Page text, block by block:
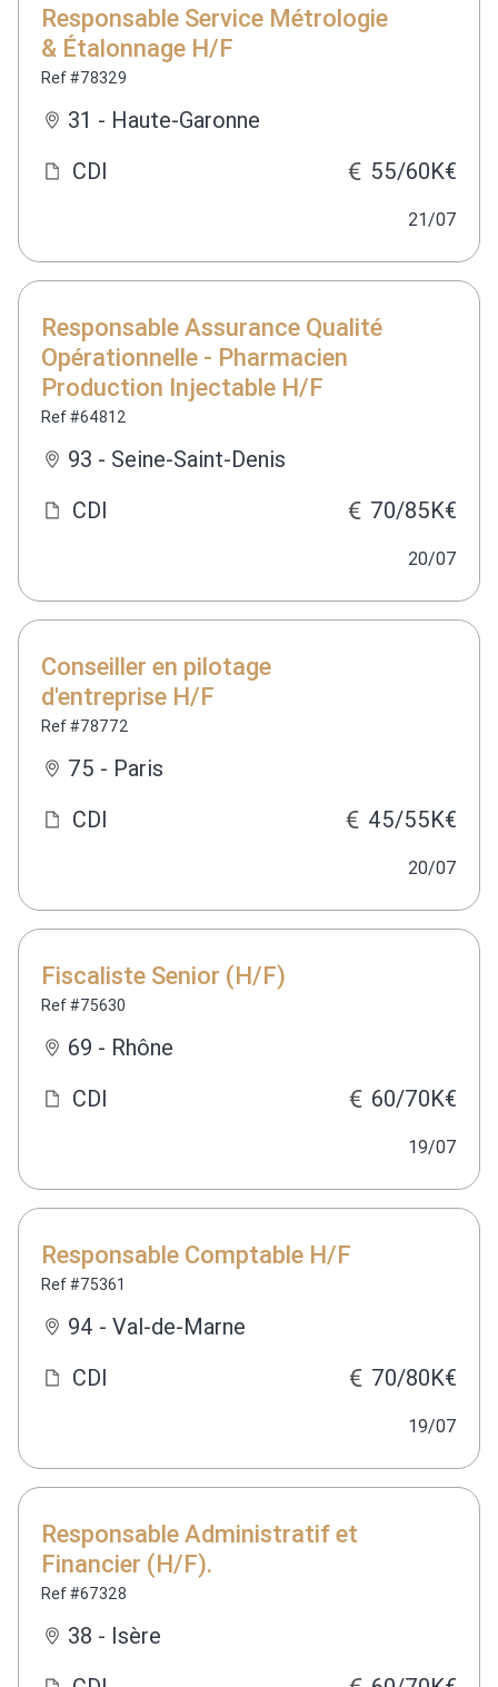
Responsable Service Métrologie
& Étalonnage H/F
Ref #78329
31 - Haute-Garonne
CDI
55/60K€
21/07
Responsable Assurance Qualité
Opérationnelle - Pharmacien
Production Injectable H/F
Ref #64812
93 - Seine-Saint-Denis
CDI
70/85K€
20/07
Conseiller en pilotage
d'entreprise H/F
Ref #78772
75 - Paris
CDI
45/55K€
20/07
Fiscaliste Senior (H/F)
Ref #75630
69 - Rhône
CDI
60/70K€
19/07
Responsable Comptable H/F
Ref #75361
94 - Val-de-Marne
CDI
70/80K€
19/07
Responsable Administratif et
Financier (H/F).
Ref #67328
38 - Isère